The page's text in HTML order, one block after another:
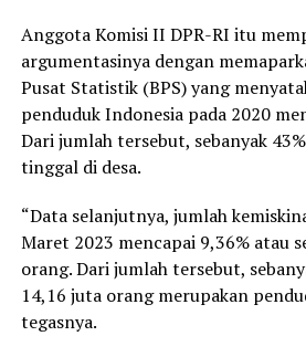
Anggota Komisi II DPR-RI itu
argumentasinya dengan
Pusat Statistik (BPS) yang
penduduk Indonesia pada 2020
Dari jumlah tersebut, sebanyak
tinggal di desa.
“Data selanjutnya, jumlah
Maret 2023 mencapai 9,36% atau
orang. Dari jumlah tersebut,
14,16 juta orang merupakan
tegasnya.